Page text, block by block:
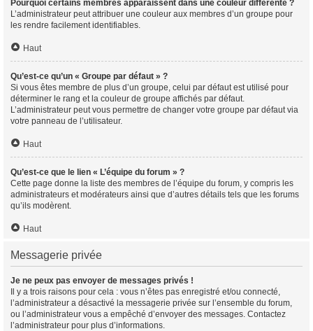
Pourquoi certains membres apparaissent dans une couleur différente ?
L’administrateur peut attribuer une couleur aux membres d’un groupe pour
les rendre facilement identifiables.
Haut
Qu’est-ce qu’un « Groupe par défaut » ?
Si vous êtes membre de plus d’un groupe, celui par défaut est utilisé pour
déterminer le rang et la couleur de groupe affichés par défaut.
L’administrateur peut vous permettre de changer votre groupe par défaut via
votre panneau de l’utilisateur.
Haut
Qu’est-ce que le lien « L’équipe du forum » ?
Cette page donne la liste des membres de l’équipe du forum, y compris les
administrateurs et modérateurs ainsi que d’autres détails tels que les forums
qu’ils modèrent.
Haut
Messagerie privée
Je ne peux pas envoyer de messages privés !
Il y a trois raisons pour cela : vous n’êtes pas enregistré et/ou connecté,
l’administrateur a désactivé la messagerie privée sur l’ensemble du forum,
ou l’administrateur vous a empêché d’envoyer des messages. Contactez
l’administrateur pour plus d’informations.